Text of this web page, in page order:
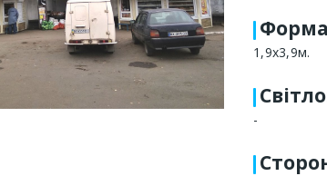
1,9х3,9м.
Світло
-